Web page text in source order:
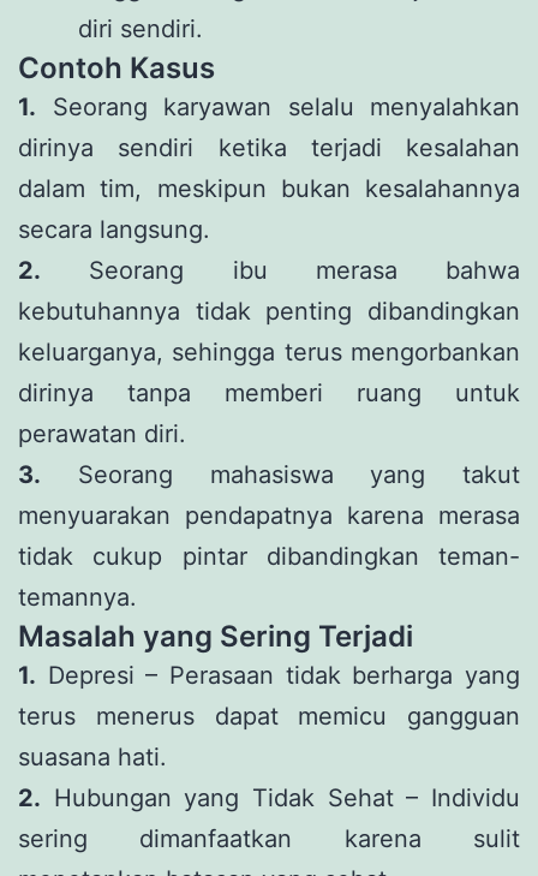
diri sendiri.
Contoh Kasus
1. Seorang karyawan selalu menyalahkan
dirinya sendiri ketika terjadi kesalahan
dalam tim, meskipun bukan kesalahannya
secara langsung.
2. Seorang ibu merasa bahwa
kebutuhannya tidak penting dibandingkan
keluarganya, sehingga terus mengorbankan
dirinya tanpa memberi ruang untuk
perawatan diri.
3. Seorang mahasiswa yang takut
menyuarakan pendapatnya karena merasa
tidak cukup pintar dibandingkan teman-
temannya.
Masalah yang Sering Terjadi
1. Depresi – Perasaan tidak berharga yang
terus menerus dapat memicu gangguan
suasana hati.
2. Hubungan yang Tidak Sehat – Individu
sering dimanfaatkan karena sulit